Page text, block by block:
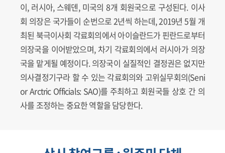
이, 러시아, 스웨덴, 미국의 8개 회원국으로 구성된다. 이사
회 의장은 국가들이 순번으로 2년씩 하는데, 2019년 5월 개
최된 북극이사회 각료회의에서 아이슬란드가 핀란드로부터
의장국을 이어받았으며, 차기 각료회의에서 러시아가 의장
국을 맡게될 예정이다. 의장국이 실질적인 결정권은 없지만
의사결정기구라 할 수 있는 각료회의와 고위실무회의(Seni
or Arctric Officials: SAO)를 주최하고 회원국들 상호 간 의
사를 조정하는 중요한 역할을 담당한다.